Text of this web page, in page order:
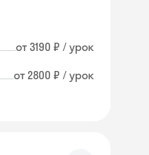
от 3190 ₽ / урок
от 2800 ₽ / урок